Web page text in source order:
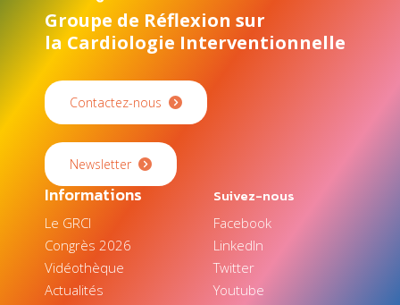
Groupe de Réflexion sur
la Cardiologie Interventionnelle
Contactez-nous
Newsletter
Informations
Le GRCI
Congrès 2026
Vidéothèque
Actualités
Suivez-nous
Facebook
LinkedIn
Twitter
Youtube